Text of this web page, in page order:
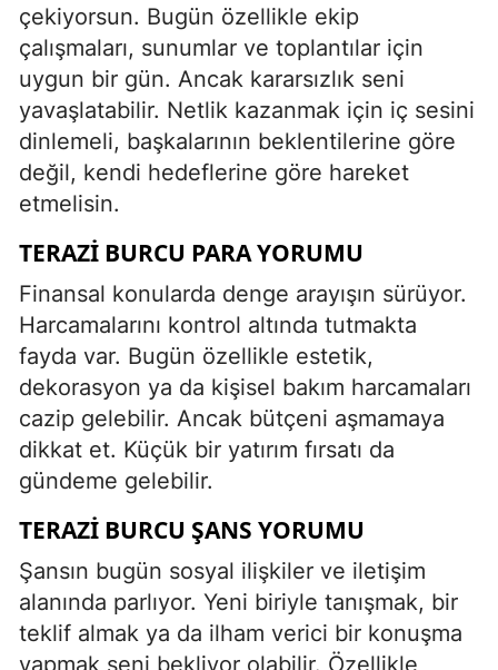
çekiyorsun. Bugün özellikle ekip
çalışmaları, sunumlar ve toplantılar için
uygun bir gün. Ancak kararsızlık seni
yavaşlatabilir. Netlik kazanmak için iç sesini
dinlemeli, başkalarının beklentilerine göre
değil, kendi hedeflerine göre hareket
etmelisin.
TERAZI BURCU PARA YORUMU
Finansal konularda denge arayışın sürüyor.
Harcamalarını kontrol altında tutmakta
fayda var. Bugün özellikle estetik,
dekorasyon ya da kişisel bakım harcamaları
cazip gelebilir. Ancak bütçeni aşmamaya
dikkat et. Küçük bir yatırım fırsatı da
gündeme gelebilir.
TERAZI BURCU ŞANS YORUMU
Şansın bugün sosyal ilişkiler ve iletişim
alanında parlıyor. Yeni biriyle tanışmak, bir
teklif almak ya da ilham verici bir konuşma
yapmak seni bekliyor olabilir. Özellikle